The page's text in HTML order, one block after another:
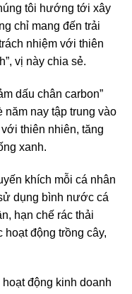
tôi hướng tới xây
chỉ mang đến trải
nhiệm với thiên
vị này chia sẻ.
dấu chân carbon”
năm nay tập trung vào
thiên nhiên, tăng
xanh.
khích mỗi cá nhân
dụng bình nước cá
hạn chế rác thải
động trồng cây,
động kinh doanh